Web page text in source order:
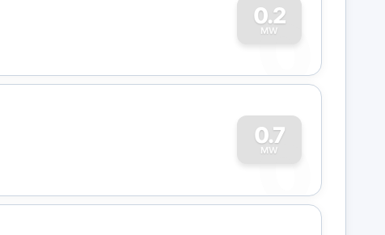
0.2
MW
0
0.7
MW
0